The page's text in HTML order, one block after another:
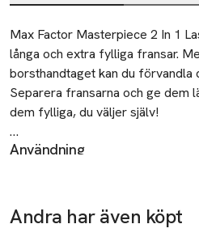
Beskrivning
Max Factor Masterpiece 2 In 1
långa och extra fylliga fransar.
borsthandtaget kan du förvandla
Separera fransarna och ge dem
dem fylliga, du väljer själv!
Denna veganska produkt
kvar där den ska från morgon till
längd och volym och sitter kvar
Användning
önskade look: längd eller volym.
övre franskanten. Rör borsten
Andra har även köpt